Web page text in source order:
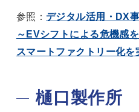
参照：デジタル活用・DX
～EVシフトによる危機感
スマートファクトリー化
樋口製作所